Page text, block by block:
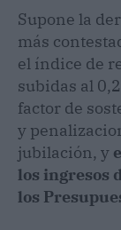
Supone la
más
el índice de
subidas al
factor de
y
jubilación, y
los ingresos
los